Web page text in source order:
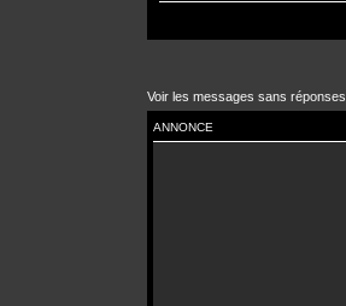
Voir les messages sans réponses
ANNONCE